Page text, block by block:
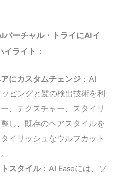
バーチャル・トライにAIイ
イライト：
にカスタムチェンジ ：AI
ピングと髪の検出技術を利
、テクスチャー、スタイリ
し、既存のヘアスタイルを
イリッシュなウルフカット
スタイル：AI Easeには、ソ